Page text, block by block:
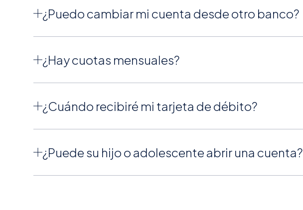
¿Puedo cambiar mi cuenta desde otro banco?
¿Hay cuotas mensuales?
¿Cuándo recibiré mi tarjeta de débito?
¿Puede su hijo o adolescente abrir una cuenta?